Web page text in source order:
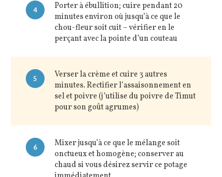
4
Porter à ébullition; cuire pendant 20
minutes environ où jusqu’à ce que le
chou-fleur soit cuit – vérifier en le
perçant avec la pointe d’un couteau
5
Verser la crème et cuire 3 autres
minutes. Rectifier l’assaisonnement en
sel et poivre (j’utilise du poivre de Timut
pour son goût agrumes)
6
Mixer jusqu’à ce que le mélange soit
onctueux et homogène; conserver au
chaud si vous désirez servir ce potage